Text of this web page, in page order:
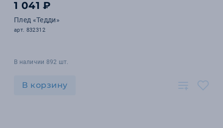
1 041 ₽
Плед «Тедди»
арт. 832312
В наличии 892 шт.
В корзину